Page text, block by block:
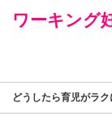
ワーキング
どうしたら育児がラ